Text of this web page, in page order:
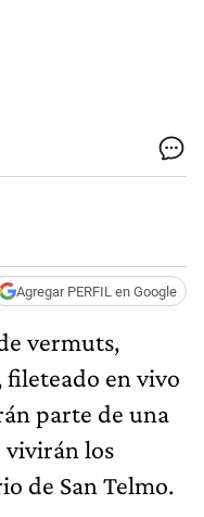
Agregar PERFIL en Google
vermuts,
en vivo
parte de una
vivirán los
de San Telmo.